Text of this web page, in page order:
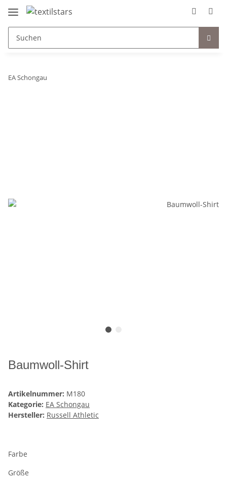
EA Schongau
Baumwoll-Shirt
Artikelnummer: M180
Kategorie: EA Schongau
Hersteller: Russell Athletic
Farbe
Größe